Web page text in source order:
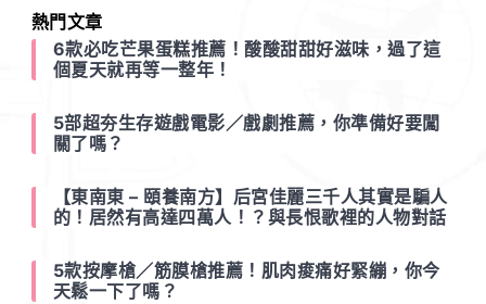
熱門文章
6款必吃芒果蛋糕推薦！酸酸甜甜好滋味，過了這
個夏天就再等一整年！
5部超夯生存遊戲電影／戲劇推薦，你準備好要闖
關了嗎？
【東南東 – 頤養南方】后宮佳麗三千人其實是騙人
的！居然有高達四萬人！？與長恨歌裡的人物對話
5款按摩槍／筋膜槍推薦！肌肉痠痛好緊繃，你今
天鬆一下了嗎？